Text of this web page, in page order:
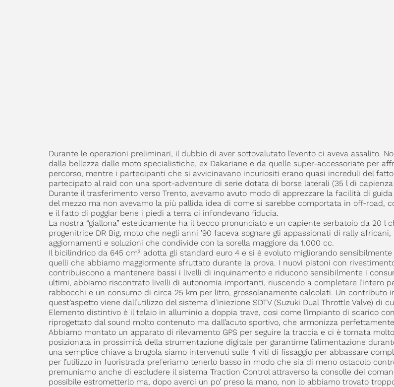
Durante le operazioni preliminari, il dubbio di aver sottovalutato l’evento ci aveva assalito.
dalla bellezza dalle moto specialistiche, ex Dakariane e da quelle super-accessoriate per
percorso, mentre i partecipanti che si avvicinavano incuriositi erano quasi increduli del
partecipato al raid con una sport-adventure di serie dotata di borse laterali (35 l di capienza
Durante il trasferimento verso Trento, avevamo avuto modo di apprezzare la facilità di guida
del mezzo ma non avevamo la più pallida idea di come si sarebbe comportata in off-road,
e il fatto di poggiar bene i piedi a terra ci infondevano fiducia.
La nostra “giallona” esteticamente ha il becco pronunciato e un capiente serbatoio da 20 l
progenitrice DR Big, moto che negli anni ’90 faceva sognare gli appassionati di rally
aggiornamenti e soluzioni che condivide con la sorella maggiore da 1.000 cc.
Il bicilindrico da 645 cm³ adotta gli standard euro 4 e si è evoluto migliorando
quelli che abbiamo maggiormente sfruttato durante la prova. I nuovi pistoni con
contribuiscono a mantenere bassi i livelli di inquinamento e riducono sensibilmente i
ultimi, abbiamo riscontrato livelli di autonomia importanti, riuscendo a completare l’intero
rabbocchi e un consumo di circa 25 km per litro, grossolanamente calcolati. Un contributo
quest’aspetto viene dall’utilizzo del sistema d’iniezione SDTV (Suzuki Dual Throttle Valve) di
Elemento distintivo è il telaio in alluminio a doppia trave, cosi come l’impianto di scarico
riprogettato dal sound molto contenuto ma dall’acuto sportivo, che armonizza
Abbiamo montato un apparato di rilevamento GPS per seguire la traccia e ci è tornata
posizionata in prossimità della strumentazione digitale per garantirne l’alimentazione
una semplice chiave a brugola siamo intervenuti sulle 4 viti di fissaggio per abbassare
per l’utilizzo in fuoristrada preferiamo tenerlo basso in modo che sia di meno ostacolo
premuniamo anche di escludere il sistema Traction Control attraverso la consolle dei
possibile estrometterlo ma, dopo averci un po’ preso la mano, non lo abbiamo trovato